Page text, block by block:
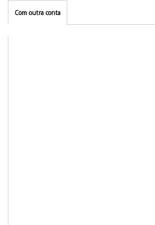
Com outra conta